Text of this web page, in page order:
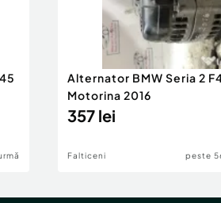
Alternator BMW Seria 2
Motorina 2016
357 lei
Falticeni peste